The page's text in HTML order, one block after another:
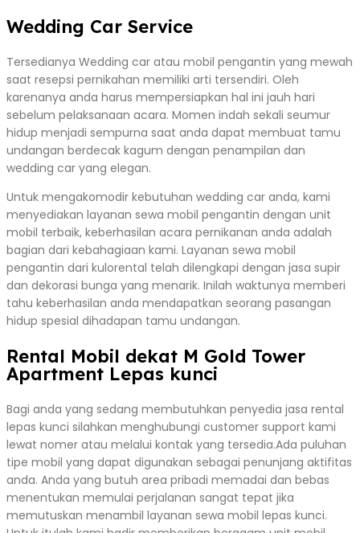
Wedding Car Service
Tersedianya Wedding car atau mobil pengantin yang mewah
saat resepsi pernikahan memiliki arti tersendiri. Oleh
karenanya anda harus mempersiapkan hal ini jauh hari
sebelum pelaksanaan acara. Momen indah sekali seumur
hidup menjadi sempurna saat anda dapat membuat tamu
undangan berdecak kagum dengan penampilan dan
wedding car yang elegan.
Untuk mengakomodir kebutuhan wedding car anda, kami
menyediakan layanan sewa mobil pengantin dengan unit
mobil terbaik, keberhasilan acara pernikanan anda adalah
bagian dari kebahagiaan kami. Layanan sewa mobil
pengantin dari kulorental telah dilengkapi dengan jasa supir
dan dekorasi bunga yang menarik. Inilah waktunya memberi
tahu keberhasilan anda mendapatkan seorang pasangan
hidup spesial dihadapan tamu undangan.
Rental Mobil dekat M Gold Tower
Apartment Lepas kunci
Bagi anda yang sedang membutuhkan penyedia jasa rental
lepas kunci silahkan menghubungi customer support kami
lewat nomer atau melalui kontak yang tersedia.Ada puluhan
tipe mobil yang dapat digunakan sebagai penunjang aktifitas
anda. Anda yang butuh area pribadi memadai dan bebas
menentukan memulai perjalanan sangat tepat jika
memutuskan menambil layanan sewa mobil lepas kunci.